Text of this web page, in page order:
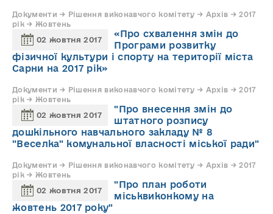
Документи → Рішення виконавчого комітету → Архів → 2017
рік → Жовтень
02 жовтня 2017
«Про схвалення змін до
Програми розвитку
фізичної культури і спорту на території міста
Сарни на 2017 рік»
Документи → Рішення виконавчого комітету → Архів → 2017
рік → Жовтень
02 жовтня 2017
"Про внесення змін до
штатного розпису
дошкільного навчального закладу № 8
"Веселка" комунальної власності міської ради"
Документи → Рішення виконавчого комітету → Архів → 2017
рік → Жовтень
02 жовтня 2017
"Про план роботи
міськвиконкому на
жовтень 2017 року"